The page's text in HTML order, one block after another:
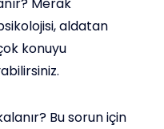
aldatan
konuyu
Bu sorun için